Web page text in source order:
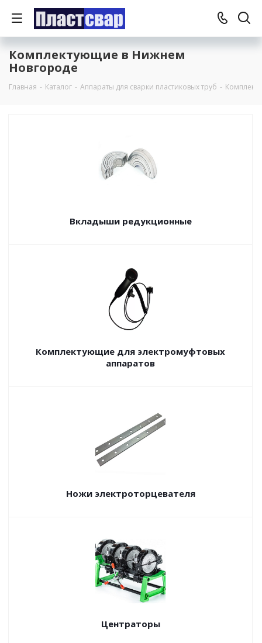
Комплектующие в Нижнем
Новгороде
Главная - Каталог - Аппараты для сварки пластиковых труб -
Вкладыши редукционные
Комплектующие для электромуфтовых
аппаратов
Ножи электроторцевателя
Центраторы